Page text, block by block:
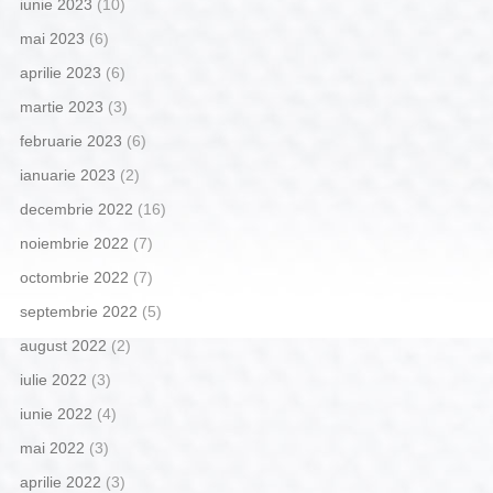
iunie 2023 (10)
mai 2023 (6)
aprilie 2023 (6)
martie 2023 (3)
februarie 2023 (6)
ianuarie 2023 (2)
decembrie 2022 (16)
noiembrie 2022 (7)
octombrie 2022 (7)
septembrie 2022 (5)
august 2022 (2)
iulie 2022 (3)
iunie 2022 (4)
mai 2022 (3)
aprilie 2022 (3)